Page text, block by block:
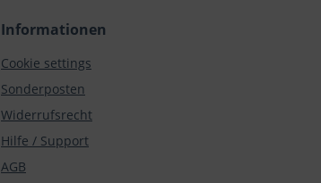
Informationen
Cookie settings
Sonderposten
Widerrufsrecht
Hilfe / Support
AGB